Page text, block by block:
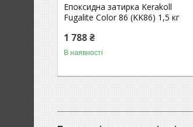
Епоксидна затирка Kerakoll
Fugalite Color 86 (KK86) 1,5 кг
1 788 ₴
В наявності